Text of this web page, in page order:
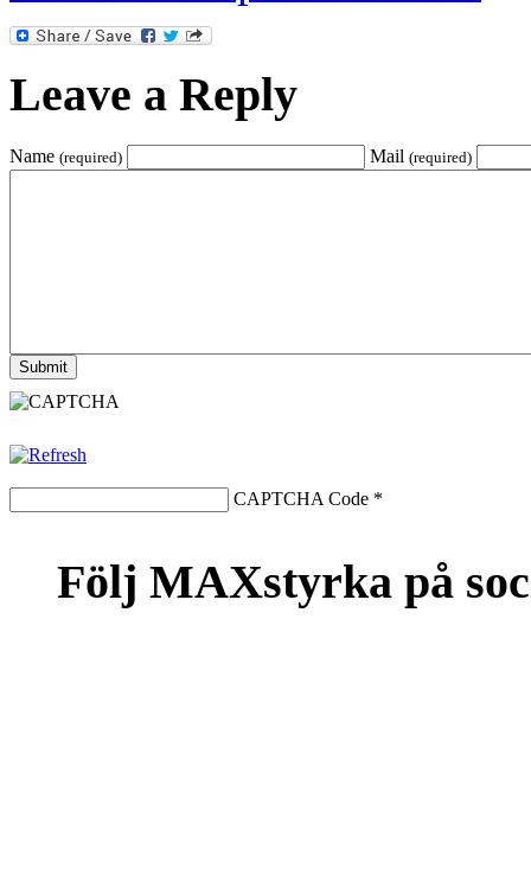
Leave a Reply
Name (required) Mail (required)
CAPTCHA Code *
Följ MAXstyrka på